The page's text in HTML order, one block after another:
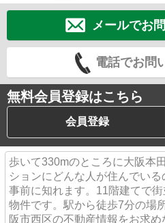
メールでお
電話でお問
無料会員登録はこちら
会員登録
歩いて330mのところに大阪本
ションにどんな人が住んでい
事前に知れます。11階建てで
物件です。駅から徒歩7分の場
阪市西区の不動産情報をお求